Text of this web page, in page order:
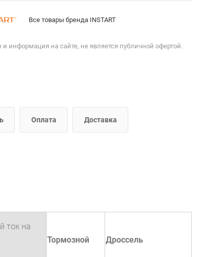
Все товары бренда INSTART
информация на сайте, не является публичной офертой.
Оплата Доставка
ток на
Тормозной Дроссель